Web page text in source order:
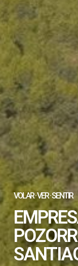
VOLAR · VER · SENTIR